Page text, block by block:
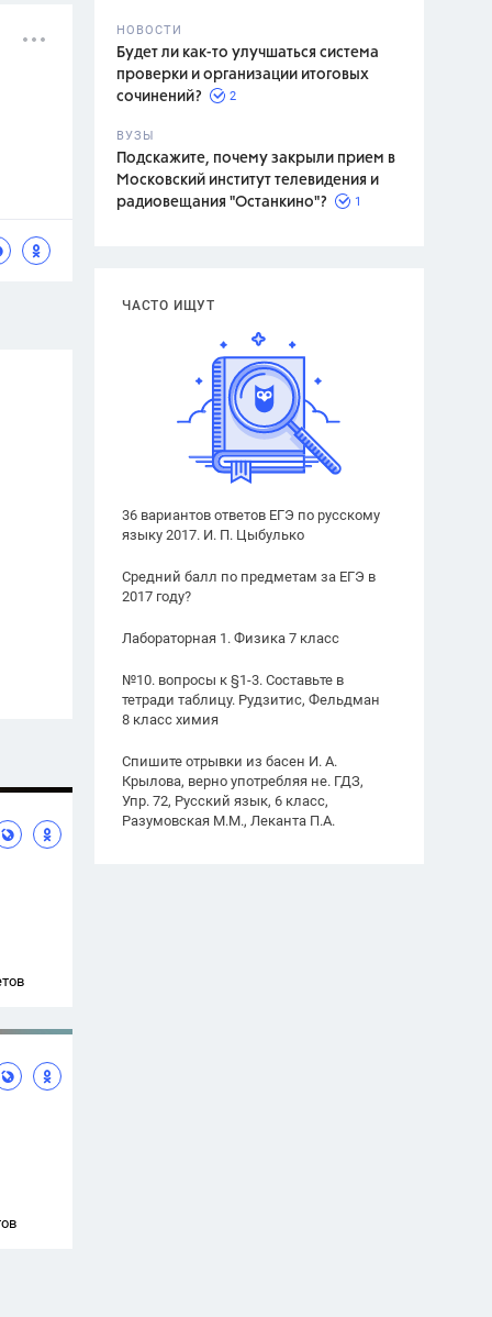
НОВОСТИ
Будет ли как-то улучшаться система
проверки и организации итоговых
сочинений?
2
ВУЗЫ
Подскажите, почему закрыли прием в
Московский институт телевидения и
радиовещания "Останкино"?
1
ЧАСТО ИЩУТ
36 вариантов ответов ЕГЭ по русскому
языку 2017. И. П. Цыбулько
Средний балл по предметам за ЕГЭ в
2017 году?
Лабораторная 1. Физика 7 класс
№10. вопросы к §1-3. Составьте в
тетради таблицу. Рудзитис, Фельдман
8 класс химия
Спишите отрывки из басен И. А.
Крылова, верно употребляя не. ГДЗ,
Упр. 72, Русский язык, 6 класс,
Разумовская М.М., Леканта П.А.